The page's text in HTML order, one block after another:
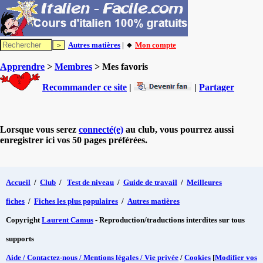
Autres matières | 🔸 Mon compte
Apprendre > Membres > Mes favoris
Recommander ce site | | Partager
Lorsque vous serez connecté(e) au club, vous pourrez aussi
enregistrer ici vos 50 pages préférées.
Accueil / Club / Test de niveau / Guide de travail / Meilleures
fiches / Fiches les plus populaires / Autres matières
CopyrightLaurent Camus - Reproduction/traductions interdites sur tous
supports
Aide / Contactez-nous / Mentions légales / Vie privée / Cookies [Modifier vos